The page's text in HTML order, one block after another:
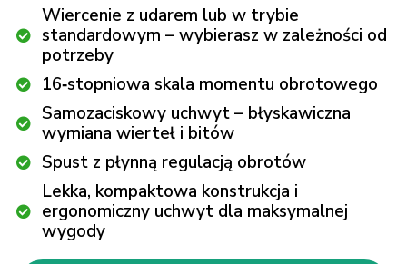
Wiercenie z udarem lub w trybie
standardowym – wybierasz w zależności od
potrzeby
16‑stopniowa skala momentu obrotowego
Samozaciskowy uchwyt – błyskawiczna
wymiana wierteł i bitów
Spust z płynną regulacją obrotów
Lekka, kompaktowa konstrukcja i
ergonomiczny uchwyt dla maksymalnej
wygody